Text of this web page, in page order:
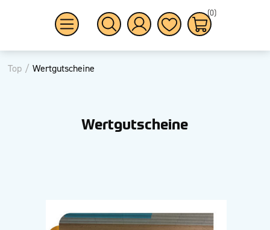
(0)
Top / Wertgutscheine
Wertgutscheine